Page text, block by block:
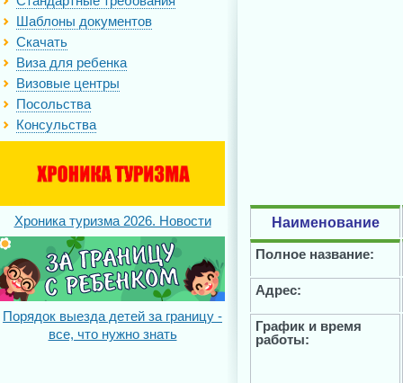
Шаблоны документов
Скачать
Виза для ребенка
Визовые центры
Посольства
Консульства
Хроника туризма 2026. Новости
Порядок выезда детей за границу -
все, что нужно знать
Наименование
Полное название:
Адрес:
График и время
работы: